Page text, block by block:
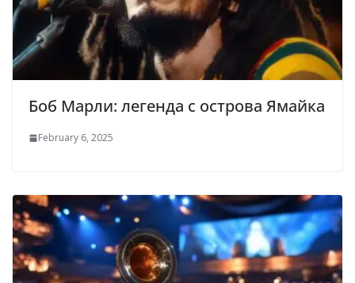
Боб Марли: легенда с острова Ямайка
February 6, 2025